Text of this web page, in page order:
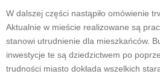
W dalszej części nastąpiło omówienie
Aktualnie w mieście realizowane są
stanowi utrudnienie dla mieszkańców.
inwestycje te są dziedzictwem po
trudności miasto dokłada wszelkich